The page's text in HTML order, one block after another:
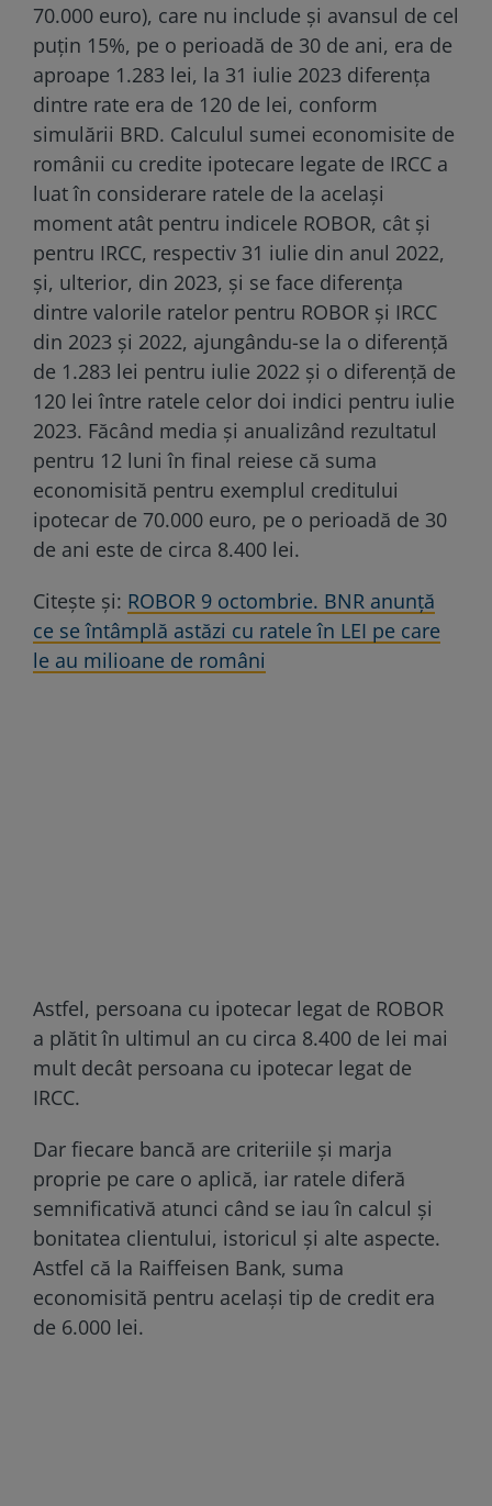
70.000 euro), care nu include şi avansul de cel
puţin 15%, pe o perioadă de 30 de ani, era de
aproape 1.283 lei, la 31 iulie 2023 diferenţa
dintre rate era de 120 de lei, conform
simulării BRD. Calculul sumei economisite de
românii cu credite ipotecare legate de IRCC a
luat în considerare ratele de la acelaşi
moment atât pentru indicele ROBOR, cât şi
pentru IRCC, respectiv 31 iulie din anul 2022,
şi, ulterior, din 2023, şi se face diferenţa
dintre valorile ratelor pentru ROBOR şi IRCC
din 2023 şi 2022, ajungându-se la o diferenţă
de 1.283 lei pentru iulie 2022 şi o diferenţă de
120 lei între ratele celor doi indici pentru iulie
2023. Făcând media şi anualizând rezultatul
pentru 12 luni în final reiese că suma
economisită pentru exemplul creditului
ipotecar de 70.000 euro, pe o perioadă de 30
de ani este de circa 8.400 lei.
Citește și: ROBOR 9 octombrie. BNR anunță
ce se întâmplă astăzi cu ratele în LEI pe care
le au milioane de români
Astfel, persoana cu ipotecar legat de ROBOR
a plătit în ultimul an cu circa 8.400 de lei mai
mult decât persoana cu ipotecar legat de
IRCC.
Dar fiecare bancă are criteriile şi marja
proprie pe care o aplică, iar ratele diferă
semnificativă atunci când se iau în calcul şi
bonitatea clientului, istoricul şi alte aspecte.
Astfel că la Raiffeisen Bank, suma
economisită pentru același tip de credit era
de 6.000 lei.